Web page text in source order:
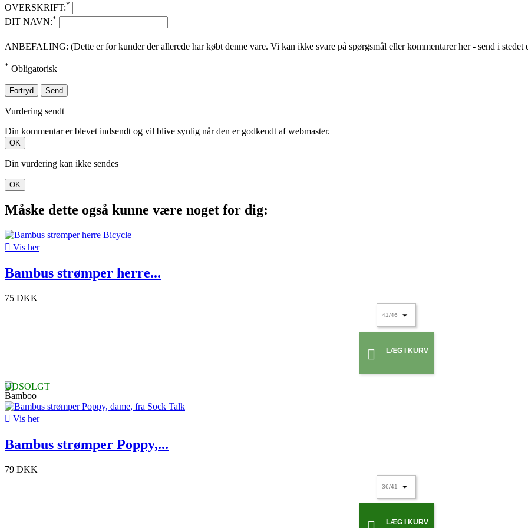
OVERSKRIFT:*
DIT NAVN:*
ANBEFALING: (Dette er for kunder der allerede har købt denne vare. Vi kan ikke svare på spørgsmål eller kommentarer her - send i stedet
* Obligatorisk
Fortryd Send
Vurdering sendt
Din kommentar er blevet indsendt og vil blive synlig når den er godkendt af webmaster.
OK
Din vurdering kan ikke sendes
OK
Måske dette også kunne være noget for dig:
 Vis her
Bambus strømper herre...
75 DKK
 LÆG I KURV
UDSOLGT
 Vis her
Bambus strømper Poppy,...
79 DKK
LÆG I KURV